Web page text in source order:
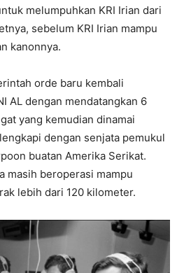
melumpuhkan KRI Irian dari
sebelum KRI Irian mampu
kanonnya.
orde baru kembali
AL dengan mendatangkan 6
yang kemudian dinamai
dengan senjata pemukul
buatan Amerika Serikat.
masih beroperasi mampu
lebih dari 120 kilometer.